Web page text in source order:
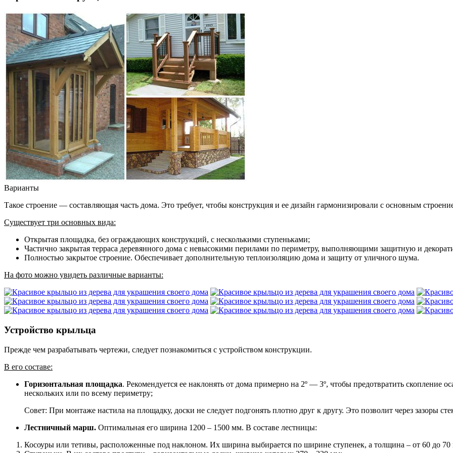
Варианты
Такое строение — составляющая часть дома. Это требует, чтобы конструкция и ее дизайн гармонизировали с основным
Существует три основных вида:
Открытая площадка, без ограждающих конструкций, с несколькими ступеньками;
Частично закрытая терраса деревянного дома с невысокими перилами по периметру, выполняющими защитную и
Полностью закрытое строение. Обеспечивает дополнительную теплоизоляцию дома и защиту от уличного шума.
На фото можно увидеть различные варианты:
Устройство крыльца
Прежде чем разрабатывать чертежи, следует познакомиться с устройством конструкции.
В его составе:
Горизонтальная площадка. Рекомендуется ее наклонять от дома примерно на 2º — 3º, чтобы предотвратить скопление
нескольких или по всему периметру;
Совет: При монтаже настила на площадку, доски не следует подгонять плотно друг к другу. Это позволит через зазоры
Лестничный марш. Оптимальная его ширина 1200 – 1500 мм. В составе лестницы:
Косоуры или тетивы, расположенные под наклоном. Их ширина выбирается по ширине ступенек, а толщина – от 60 до